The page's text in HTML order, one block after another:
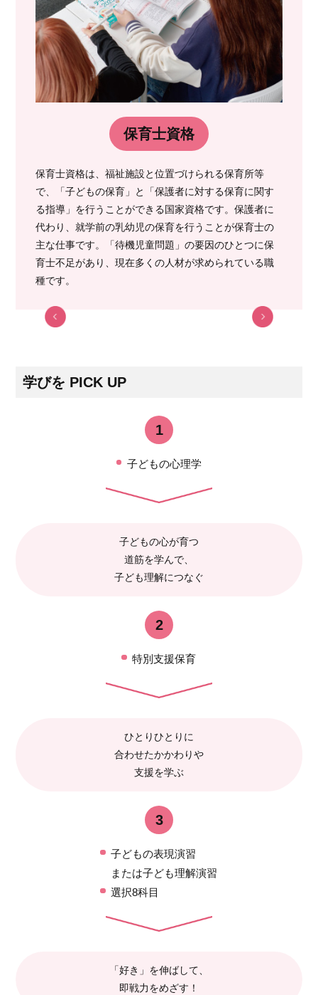
保育士資格
保育士資格は、福祉施設と位置づけられる保育所等
で、「子どもの保育」と「保護者に対する保育に関す
る指導」を行うことができる国家資格です。保護者に
代わり、就学前の乳幼児の保育を行うことが保育士の
主な仕事です。「待機児童問題」の要因のひとつに保
育士不足があり、現在多くの人材が求められている職
種です。
学びを PICK UP
1
子どもの心理学
子どもの心が育つ
道筋を学んで、
子ども理解につなぐ
2
特別支援保育
ひとりひとりに
合わせたかかわりや
支援を学ぶ
3
子どもの表現演習
または子ども理解演習
選択8科目
「好き」を伸ばして、
即戦力をめざす！